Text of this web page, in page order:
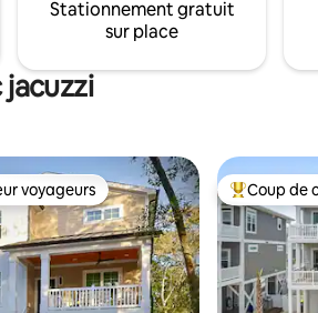
Stationnement gratuit
sur place
voyageurs les plus appréciés
voyageurs Coups de
Coup de